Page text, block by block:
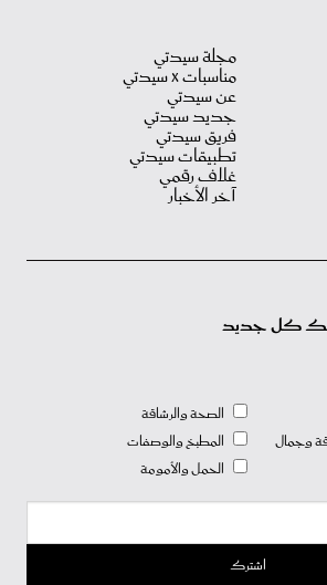
مجلة سيدتي
مناسبات X سيدتي
عن سيدتي
جديد سيدتي
فريق سيدتي
تطبيقات سيدتي
غلاف رقمي
آخر الأخبار
كل جديد
وجمال
الصحة والرشاقة
المطبخ والوصفات
الحمل والأمومة